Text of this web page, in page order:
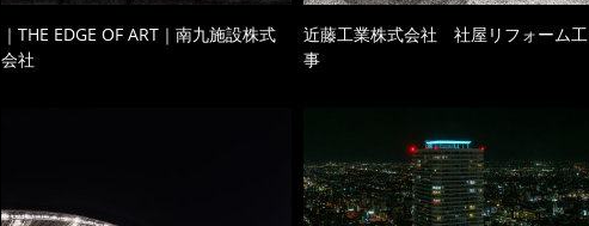
｜THE EDGE OF ART｜南九施設株式
会社
近藤工業株式会社 社屋リフォーム工
事